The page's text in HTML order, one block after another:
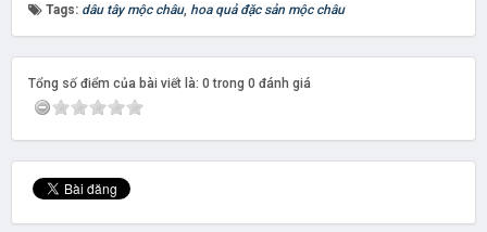
Tags: dâu tây mộc châu, hoa quả đặc sản mộc châu
Tổng số điểm của bài viết là: 0 trong 0 đánh giá